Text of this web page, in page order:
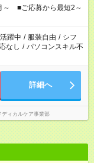
応募できません。
～ ■ご応募から最短2～
躍中 / 服装自由 / シフ
なし / パソコンスキル不
詳細へ
ィカルケア事業部